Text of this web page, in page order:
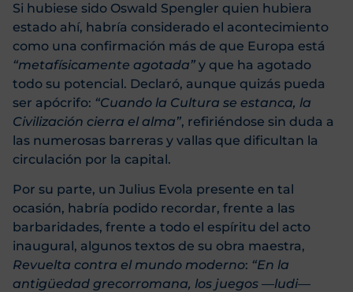
Si hubiese sido Oswald Spengler quien hubiera
estado ahí, habría considerado el acontecimiento
como una confirmación más de que Europa está
“metafísicamente agotada” y que ha agotado
todo su potencial. Declaró, aunque quizás pueda
ser apócrifo: “Cuando la Cultura se estanca, la
Civilización cierra el alma”, refiriéndose sin duda a
las numerosas barreras y vallas que dificultan la
circulación por la capital.
Por su parte, un Julius Evola presente en tal
ocasión, habría podido recordar, frente a las
barbaridades, frente a todo el espíritu del acto
inaugural, algunos textos de su obra maestra,
Revuelta contra el mundo moderno: “En la
antigüedad grecorromana, los juegos —ludi—